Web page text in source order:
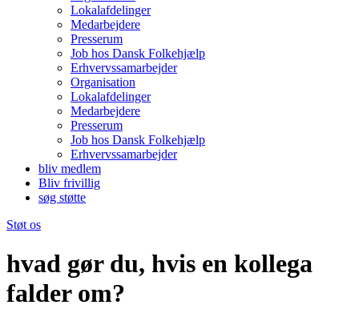
Lokalafdelinger
Medarbejdere
Presserum
Job hos Dansk Folkehjælp
Erhvervssamarbejder
Organisation
Lokalafdelinger
Medarbejdere
Presserum
Job hos Dansk Folkehjælp
Erhvervssamarbejder
bliv medlem
Bliv frivillig
søg støtte
Støt os
hvad gør du, hvis en kollega
falder om?